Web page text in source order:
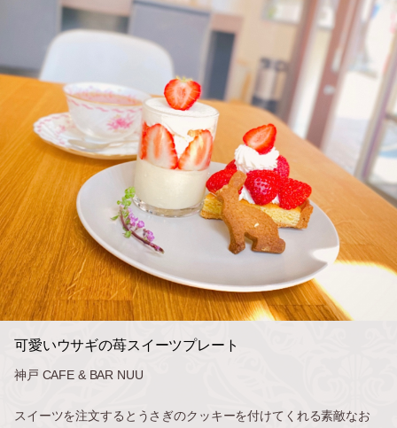
可愛いウサギの苺スイーツプレート
神戸 CAFE & BAR NUU
スイーツを注文するとうさぎのクッキーを付けてくれる素敵なお